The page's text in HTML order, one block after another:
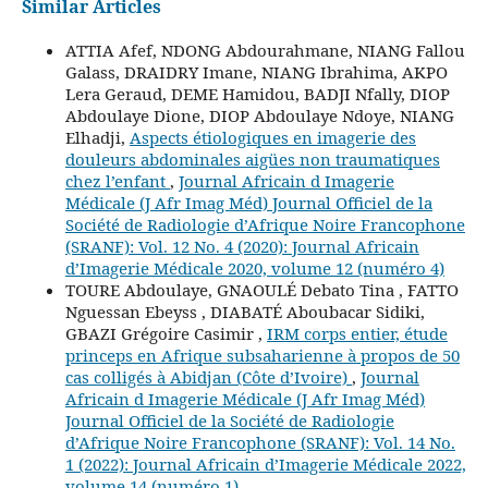
Similar Articles
ATTIA Afef, NDONG Abdourahmane, NIANG Fallou
Galass, DRAIDRY Imane, NIANG Ibrahima, AKPO
Lera Geraud, DEME Hamidou, BADJI Nfally, DIOP
Abdoulaye Dione, DIOP Abdoulaye Ndoye, NIANG
Elhadji, Aspects étiologiques en imagerie des
douleurs abdominales aigües non traumatiques
chez l’enfant , Journal Africain d Imagerie
Médicale (J Afr Imag Méd) Journal Officiel de la
Société de Radiologie d’Afrique Noire Francophone
(SRANF): Vol. 12 No. 4 (2020): Journal Africain
d’Imagerie Médicale 2020, volume 12 (numéro 4)
TOURE Abdoulaye, GNAOULÉ Debato Tina , FATTO
Nguessan Ebeyss , DIABATÉ Aboubacar Sidiki,
GBAZI Grégoire Casimir , IRM corps entier, étude
princeps en Afrique subsaharienne à propos de 50
cas colligés à Abidjan (Côte d’Ivoire) , Journal
Africain d Imagerie Médicale (J Afr Imag Méd)
Journal Officiel de la Société de Radiologie
d’Afrique Noire Francophone (SRANF): Vol. 14 No.
1 (2022): Journal Africain d’Imagerie Médicale 2022,